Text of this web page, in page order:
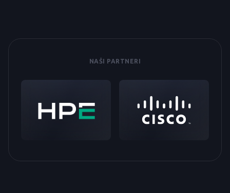
NAŠI PARTNERI